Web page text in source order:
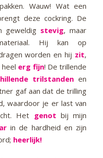
Wauw! Wat een
deze cockring. De
geweldig stevig, maar
Hij kan op
worden en hij zit,
erg fijn! De trillende
trilstanden en
gaf aan dat de trilling
waardoor je er last van
Het genot bij mijn
in de hardheid en zijn
heerlijk!